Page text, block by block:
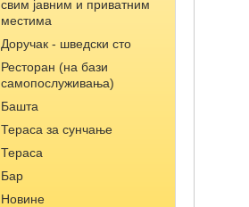
свим јавним и приватним
местима
Доручак - шведски сто
Ресторан (на бази
самопослуживања)
Башта
Тераса за сунчање
Тераса
Бар
Новине